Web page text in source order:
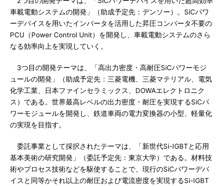
車載電動システムの開発」（助成予定先：デンソー）。SiCパワ
ーデバイスを用いたインバータを活用した昇圧コンバータ不要の
PCU（Power Control Unit）を開発し、車載電動システムのさら
なる効率向上を実現していく。
3つ目の開発テーマは、「高出力密度・高耐圧SiCパワーモジ
ュールの開発」（助成予定先：三菱電機、三菱マテリアル、電気
化学工業、日本ファインセラミックス、DOWAエレクトロニク
ス）である。世界最高レベルの出力密度・耐圧を実現するSiCパ
ワーモジュールを開発し、鉄道車両の電力変換器の小型、軽量化
の実現を目指す。
委託事業として採択されたテーマは、「新世代Si-IGBTと応用
基本美術の研究開発」（委託予定先：東京大学）である。材料技
術やプロセス技術などを駆使することで、現行のSiCパワーデバ
イスと同等かそれ以上の耐圧および電流密度を実現するSi-IGBT